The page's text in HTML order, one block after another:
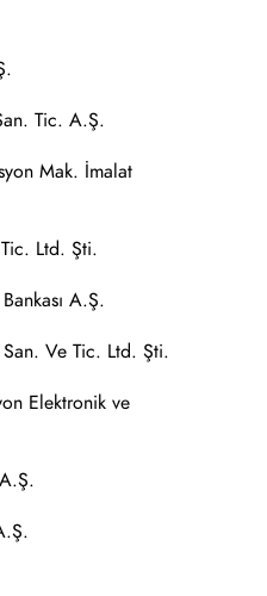
Tic. A.Ş.
Mak. İmalat
Ltd. Şti.
A.Ş.
Ve Tic. Ltd. Şti.
Elektronik ve